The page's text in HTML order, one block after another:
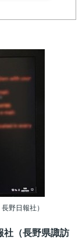
野日報社）
社（長野県諏訪